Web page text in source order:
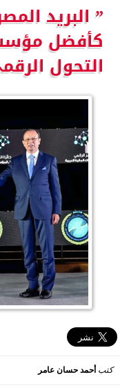
” البريد
كأفضل
التحول
كتب أحمد حسان عامر